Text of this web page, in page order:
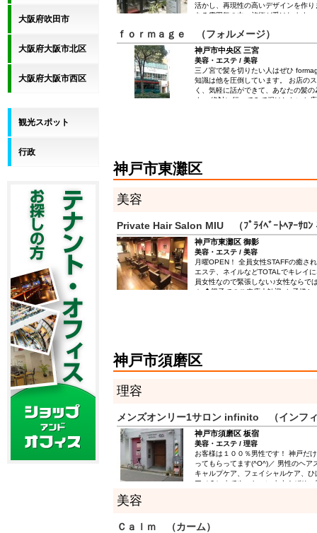
大阪府吹田市
大阪府大阪市北区
大阪府大阪市西区
観光スポット
行政
活かし、再現性の高いデザインを作
ある雰囲気の中、施術が受けれます
いております。 カットはもちろん着
ッドスパ等のメニューもご用意して
制とさせて頂いておりますので、お
ｆｏｒｍａｇｅ （フォルメージ）
神戸市中央区 三宮
美容・エステ / 美容
三ノ宮で髪を切りたい人はぜひ
知識は他を圧倒しています。 お店の
く、気軽に話ができて、あなたの髪
す。 絶対に行ってみて損はしないお
神戸市東灘区
美容
Private Hair Salon MIU （ﾌﾟﾗｲﾍﾞｰﾄﾍｱｰｻﾛﾝ
神戸市東灘区 御影
美容・エステ / 美容
月曜OPEN！ 全員女性STAFFの癒さ
エステ、ネイルなどTOTALでキレイ
員女性なので緊張しない♪女性ならで
☆ ◆親子でのご来店大歓迎♪お子様と
んど刺激がなく頭皮を守り、髪に潤
テは【VIPスペース】で施術を受けら
神戸市須磨区
理容
メンズオンリー1サロン infinito （インフ
神戸市須磨区 板宿
美容・エステ / 理容
お客様は１００％男性です！ 神戸だ
ってもらってます(^O^)／ 男性のヘア
キャルプケア、フェイシャルケア、
ア（？）までやっちゃいます！ぜひ
美容
Ｃａｌｍ （カーム）